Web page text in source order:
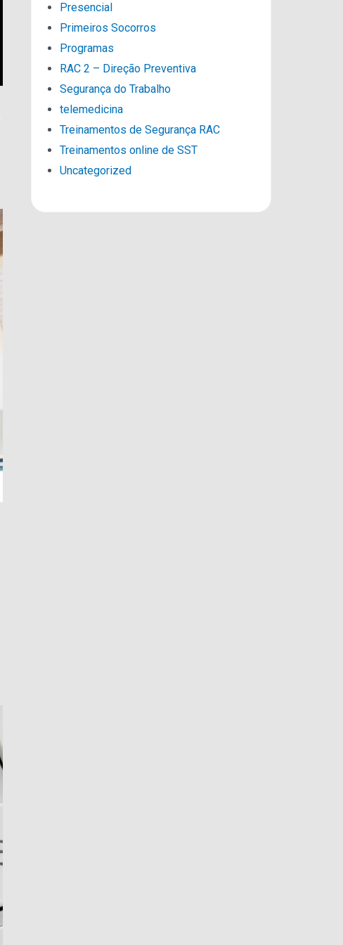
Presencial
Primeiros Socorros
Programas
RAC 2 – Direção Preventiva
Segurança do Trabalho
telemedicina
Treinamentos de Segurança RAC
Treinamentos online de SST
Uncategorized